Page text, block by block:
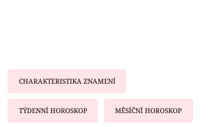
CHARAKTERISTIKA ZNAMENÍ
TÝDENNÍ HOROSKOP MĚSÍČNÍ HOROSKOP